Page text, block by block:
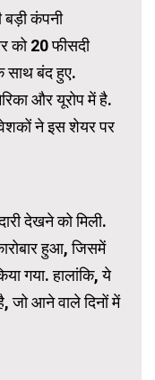
कंपनी
20 फीसदी
साथ बंद हुए.
और यूरोप में है.
ने इस शेयर पर
देखने को मिली.
हुआ, जिसमें
गया. हालांकि, ये
जो आने वाले दिनों में